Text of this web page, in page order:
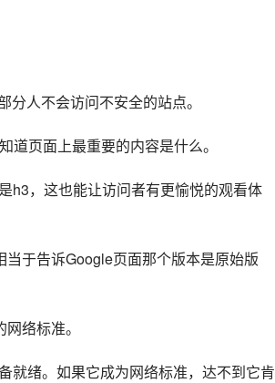
人不会访问不安全的站点。
页面上最重要的内容是什么。
h3，这也能让访问者有更愉悦的观看体
于告诉Google页面那个版本是原始版
络标准。
就绪。如果它成为网络标准，达不到它肯